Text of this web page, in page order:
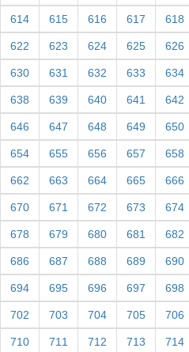
614 615 616 617 618
622 623 624 625 626
630 631 632 633 634
638 639 640 641 642
646 647 648 649 650
654 655 656 657 658
662 663 664 665 666
670 671 672 673 674
678 679 680 681 682
686 687 688 689 690
694 695 696 697 698
702 703 704 705 706
710 711 712 713 714